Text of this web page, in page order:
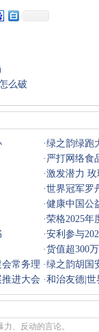
么破
·绿之韵绿跑
· 严打网络食
·激发潜力
·世界冠军罗
·健康中国公
盛大启幕
·荣格2025年
·安利参与
·货值超300
常务理 ·绿之韵胡国
进大会 ·和治友德|
、反动的言论。